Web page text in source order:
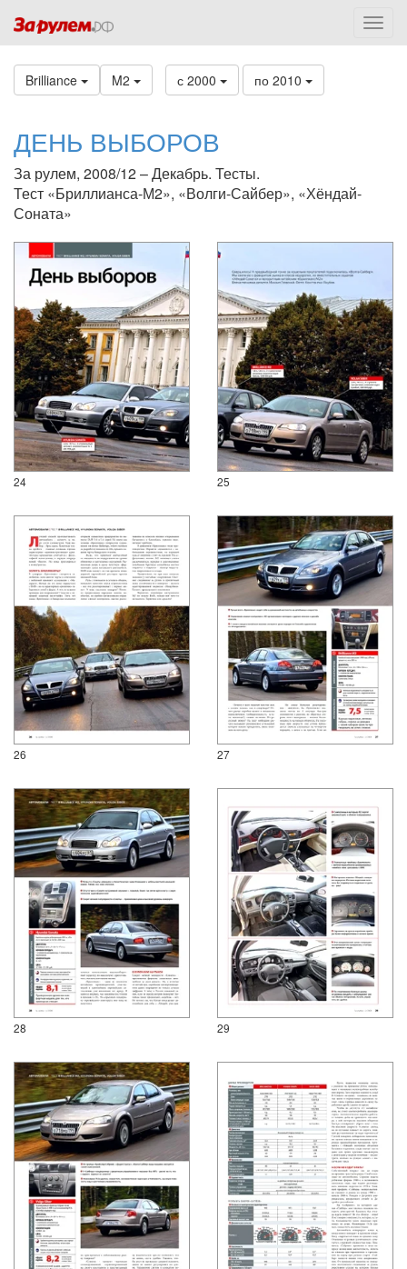
Brilliance M2 с 2000 по 2010
ДЕНЬ ВЫБОРОВ
За рулем, 2008/12 – Декабрь. Тесты.
Тест «Бриллианса-М2», «Волги-Сайбер», «Хёндай-
Соната»
24 25
26 27
28 29